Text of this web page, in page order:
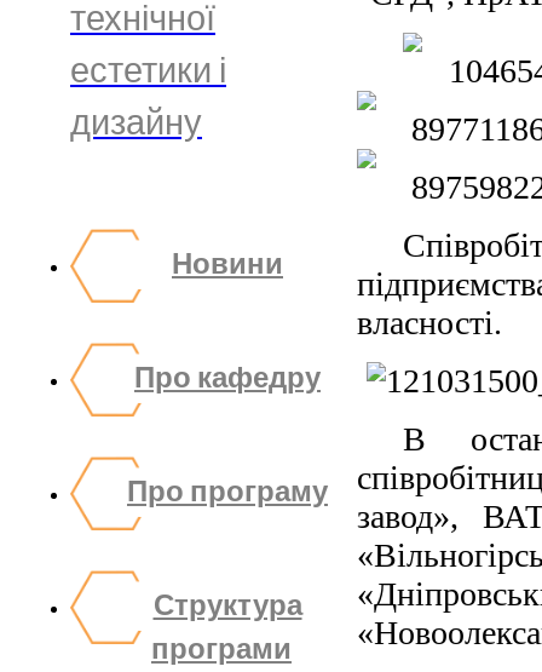
технічної
естетики і
дизайну
Новини
Про кафедру
Про програму
Структура
програми
власності.
В
завод»,